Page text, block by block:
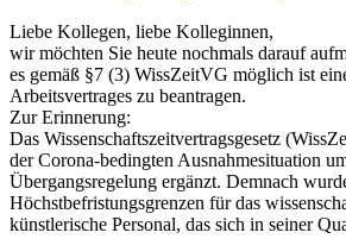
Liebe Kollegen, liebe Kolleginnen,
wir möchten Sie heute nochmals darauf
es gemäß §7 (3) WissZeitVG möglich ist
Arbeitsvertrages zu beantragen.
Zur Erinnerung:
Das Wissenschaftszeitvertragsgesetz
der Corona-bedingten Ausnahmesituation
Übergangsregelung ergänzt. Demnach
Höchstbefristungsgrenzen für das
künstlerische Personal, das sich in seiner